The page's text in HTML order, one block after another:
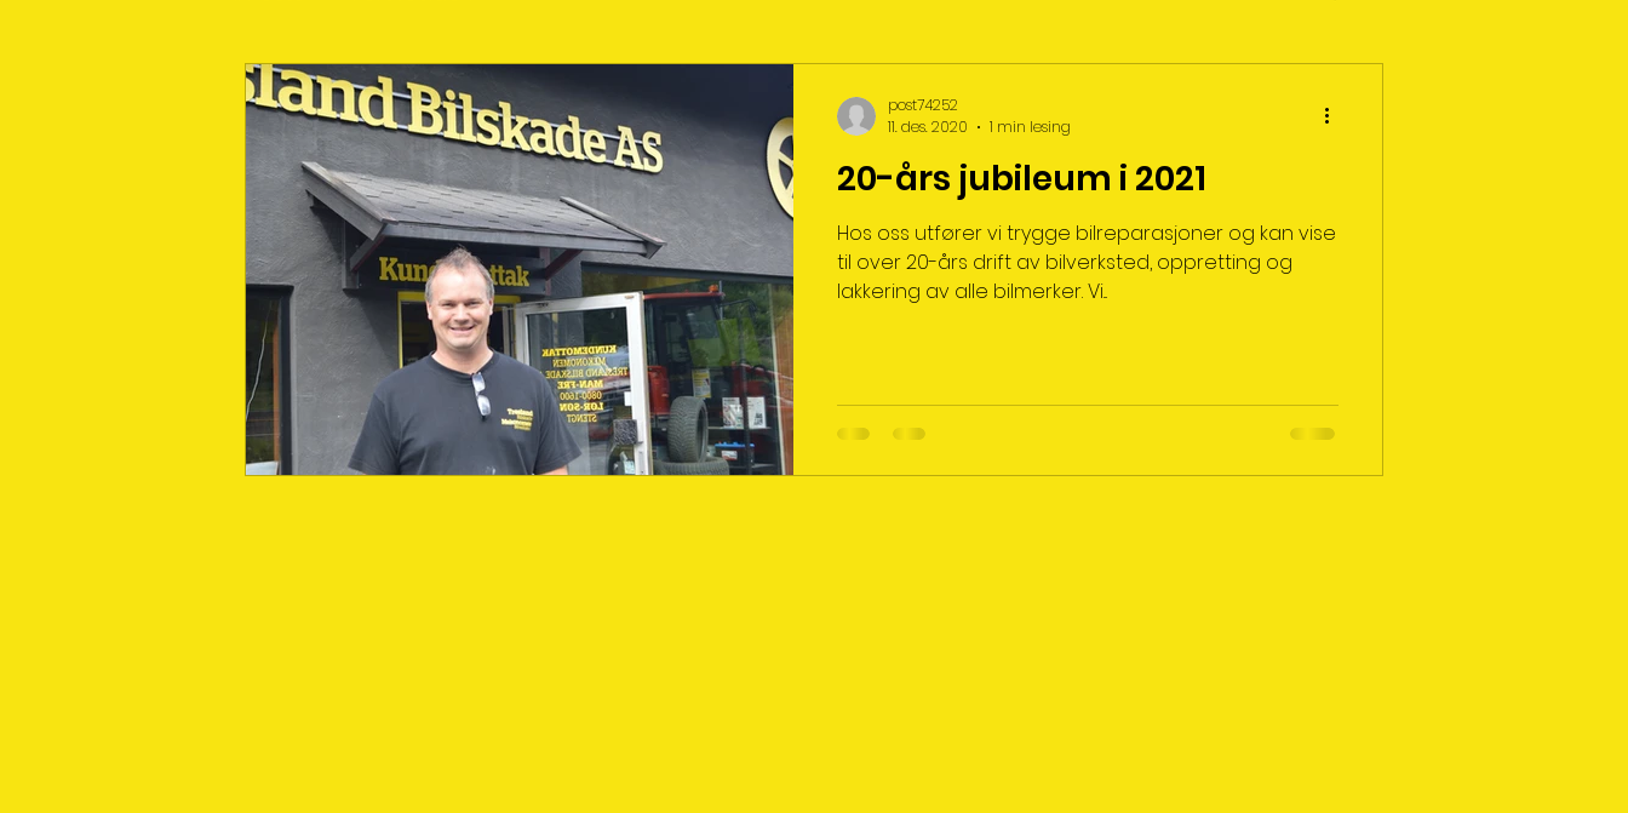
20-års jubileum i 2021
Hos oss utfører vi trygge bilreparasjoner og kan vise
til over 20-års drift av bilverksted, oppretting og
lakkering av alle bilmerker. Vi...
post74252
11. des. 2020
1 min lesing